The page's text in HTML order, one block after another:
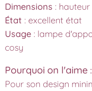
Dimensions :
État : excellent état
Usage : lampe
cosy
Pourquoi on l'aime :
Pour son design